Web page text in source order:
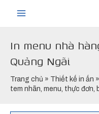
dung
Main
In menu nhà
Quảng Ngãi
Trang chủ » Thiết kế in ấn »
tem nhãn, menu, thực đơn,